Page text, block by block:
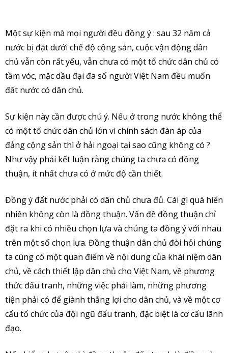
Một sự kiện mà mọi người đều đồng ý : sau 32 năm cả
nước bị đặt dưới chế độ cộng sản, cuộc vận động dân
chủ vẫn còn rất yếu, vẫn chưa có một tổ chức dân chủ có
tầm vóc, mặc dầu đại đa số người Việt Nam đều muốn
đất nước có dân chủ.
Sự kiện này cần được chú ý. Nếu ở trong nước không thể
có một tổ chức dân chủ lớn vì chính sách đàn áp của
đảng cộng sản thì ở hải ngoại tại sao cũng không có ?
Như vậy phải kết luận rằng chúng ta chưa có đồng
thuận, ít nhất chưa có ở mức độ cần thiết.
Đồng ý đất nước phải có dân chủ chưa đủ. Cái gì quá hiển
nhiên không còn là đồng thuận. Vấn đề đồng thuận chỉ
đặt ra khi có nhiều chọn lựa và chúng ta đồng ý với nhau
trên một số chọn lựa. Đồng thuận dân chủ đòi hỏi chúng
ta cùng có một quan điểm về nội dung của khái niệm dân
chủ, về cách thiết lập dân chủ cho Việt Nam, về phương
thức đấu tranh, những việc phải làm, những phương
tiện phải có để giành thắng lợi cho dân chủ, và về một cơ
cấu tổ chức của đội ngũ đấu tranh, đặc biệt là cơ cấu lãnh
đạo.